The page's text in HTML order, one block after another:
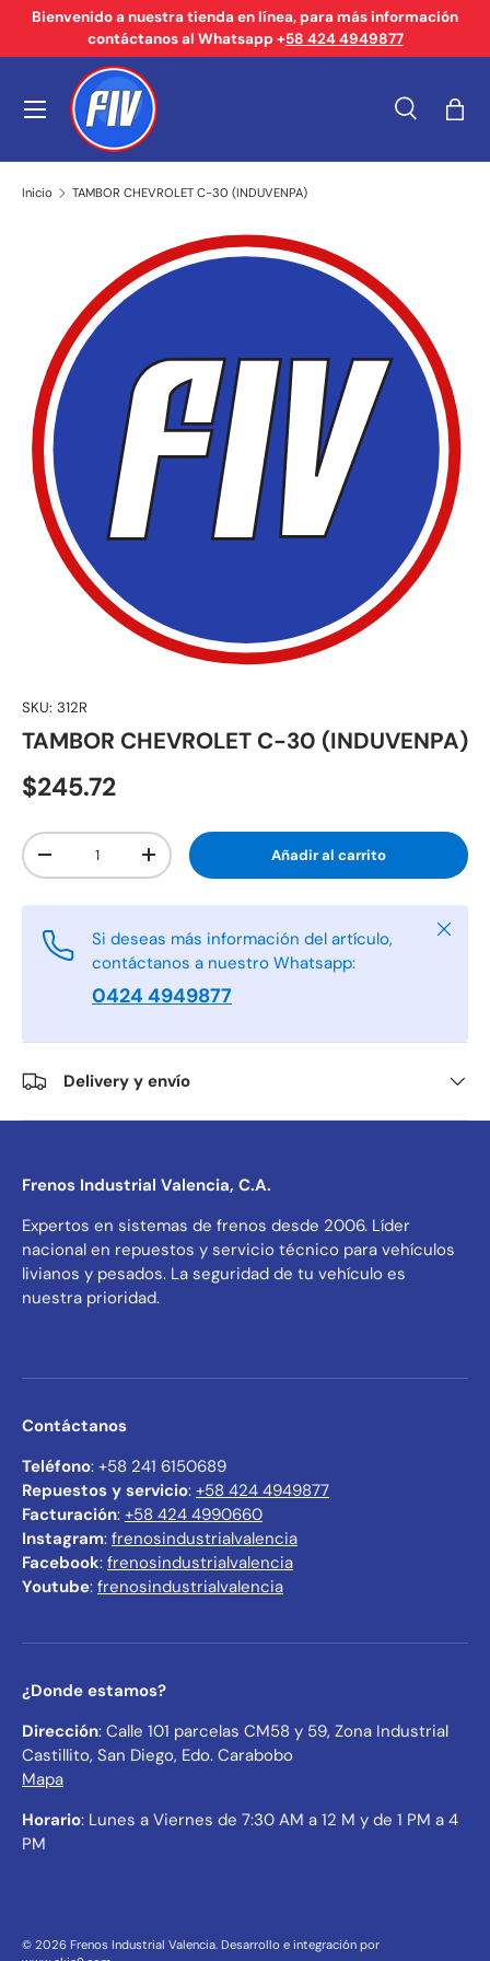
Ir al contenido
Bienvenido a nuestra tienda en línea, para más información
contáctanos al Whatsapp +58 424 4949877
Buscar
Tipo de producto
Buscar
Menú
Inicio TAMBOR CHEVROLET C-30 (INDUVENPA)
SKU: 312R
TAMBOR CHEVROLET C-30 (INDUVENPA)
$245.72
Cant.
-
+ Añadir al carrito
Si deseas más información del artículo,
contáctanos a nuestro Whatsapp:
0424 4949877
Cerrar
Delivery y envío
Frenos Industrial Valencia, C.A.
Expertos en sistemas de frenos desde 2006. Líder
nacional en repuestos y servicio técnico para vehículos
livianos y pesados. La seguridad de tu vehículo es
nuestra prioridad.
Contáctanos
Teléfono: +58 241 6150689
Repuestos y servicio: +58 424 4949877
Facturación: +58 424 4990660
Instagram: frenosindustrialvalencia
Facebook: frenosindustrialvalencia
Youtube: frenosindustrialvalencia
¿Donde estamos?
Dirección: Calle 101 parcelas CM58 y 59, Zona Industrial
Castillito, San Diego, Edo. Carabobo
Mapa
Horario: Lunes a Viernes de 7:30 AM a 12 M y de 1 PM a 4
PM
© 2026 Frenos Industrial Valencia. Desarrollo e integración por